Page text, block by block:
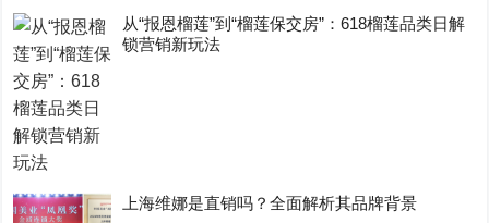
从“报恩榴莲”到“榴莲保交房”：618榴莲品类日解
锁营销新玩法
上海维娜是直销吗？全面解析其品牌背景